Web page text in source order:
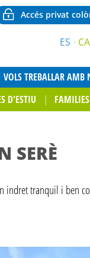
Accés privat
ES CA
VOLS TREBALLAR AMB
D'ESTIU FAMILIES
SERÈ
indret tranquil i ben